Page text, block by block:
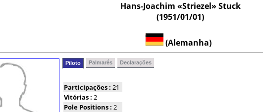
Hans-Joachim «Striezel» Stuck
(1951/01/01)
(Alemanha)
Piloto Palmarés Declarações
Participações : 21
Vitórias : 2
Pole Positions : 2